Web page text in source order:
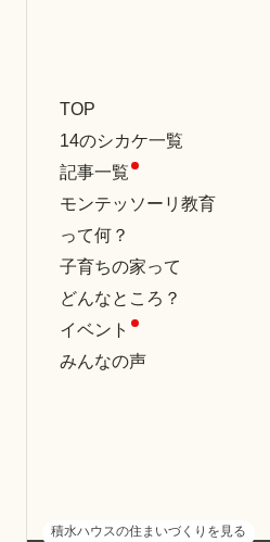
TOP
14のシカケ一覧
記事一覧
モンテッソーリ教育
って何？
子育ちの家って
どんなところ？
イベント
みんなの声
積水ハウスの住まいづくりを見る